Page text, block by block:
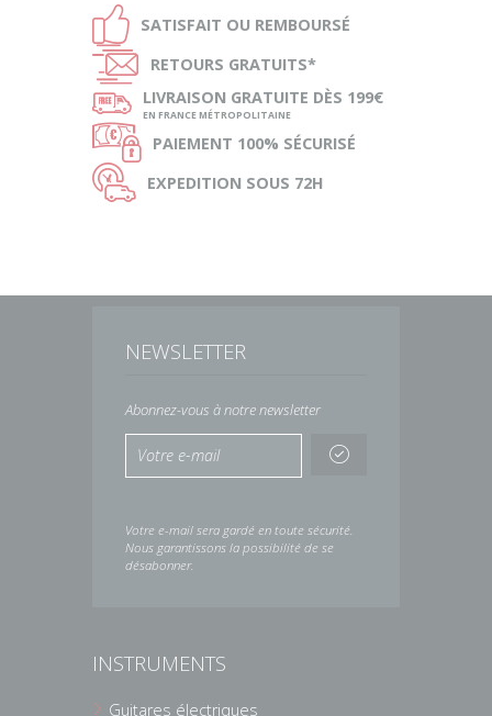
Ð SATISFAIT OU REMBOURSÉ
Ñ RETOURS GRATUITS*
ø LIVRAISON GRATUITE DÈS 199€
EN FRANCE MÉTROPOLITAINE
Ø PAIEMENT 100% SÉCURISÉ
Ù EXPEDITION SOUS 72H
NEWSLETTER
Abonnez-vous à notre newsletter
Votre e-mail sera gardé en toute sécurité.
Nous garantissons la possibilité de se
désabonner.
INSTRUMENTS
Guitares électriques